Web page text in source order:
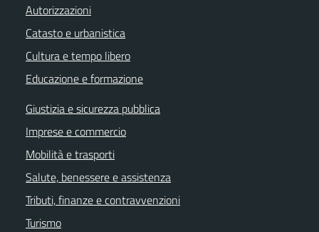
Autorizzazioni
Catasto e urbanistica
Cultura e tempo libero
Educazione e formazione
Giustizia e sicurezza pubblica
Imprese e commercio
Mobilità e trasporti
Salute, benessere e assistenza
Tributi, finanze e contravvenzioni
Turismo